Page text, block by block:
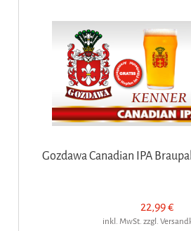
Gozdawa Canadian IPA
22,99 €
inkl. MwSt. zzgl.